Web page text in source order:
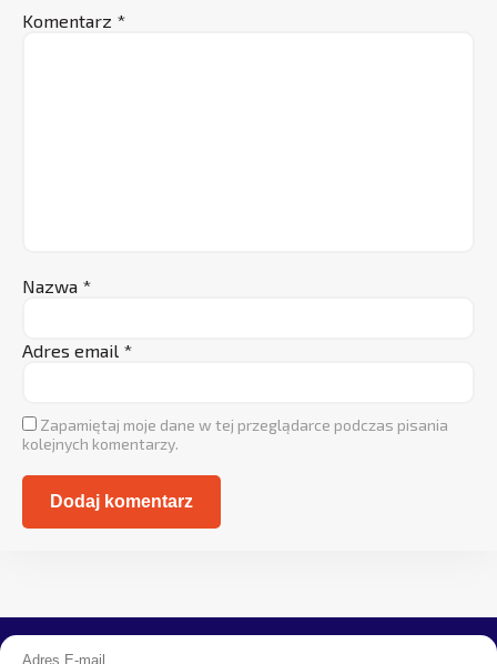
Komentarz *
Nazwa *
Adres email *
Zapamiętaj moje dane w tej przeglądarce podczas pisania
kolejnych komentarzy.